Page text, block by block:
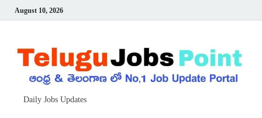
August 10, 2026
Daily Jobs Updates